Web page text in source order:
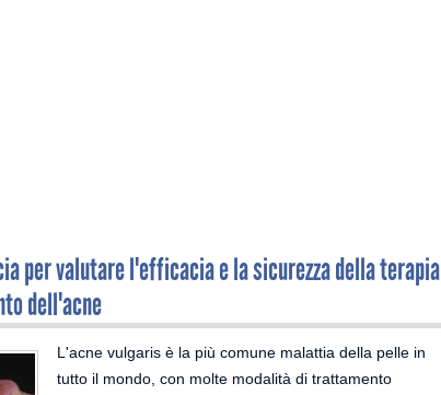
per valutare l'efficacia e la sicurezza della terapia
dell'acne
L'acne vulgaris è la più comune malattia della pelle in
tutto il mondo, con molte modalità di trattamento